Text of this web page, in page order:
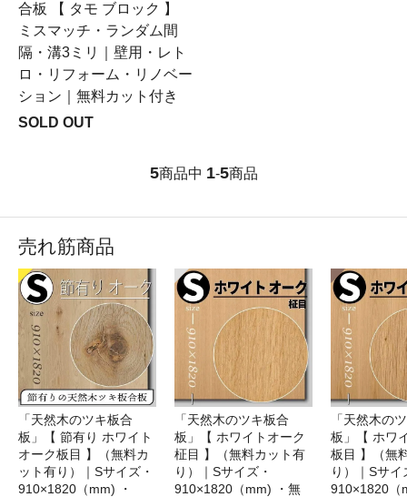
合板 【 タモ ブロック 】
ミスマッチ・ランダム間
隔・溝3ミリ｜壁用・レト
ロ・リフォーム・リノベー
ション｜無料カット付き
SOLD OUT
5商品中 1-5商品
売れ筋商品
「天然木のツキ板合
板」【 節有り ホワイト
オーク板目 】（無料カ
ット有り）｜Sサイズ・
910×1820（mm) ・
「天然木のツキ板合
板」【 ホワイトオーク
柾目 】（無料カット有
り）｜Sサイズ・
910×1820（mm) ・無
「天然木の
板」【 ホワ
板目 】（無
り）｜Sサイ
910×1820（